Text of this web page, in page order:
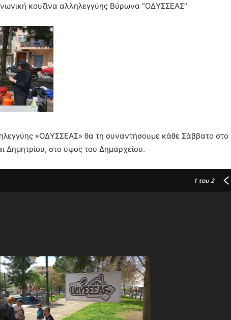
κουζίνα αλληλεγγύης Βύρωνα “ΟΔΥΣΣΕΑΣ”
«ΟΔΥΣΣΕΑΣ» θα τη συναντήσουμε κάθε Σάββατο στο
Δημητρίου, στο ύψος του Δημαρχείου.
1 του 2